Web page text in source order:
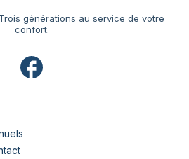
générations au service de votre
confort.